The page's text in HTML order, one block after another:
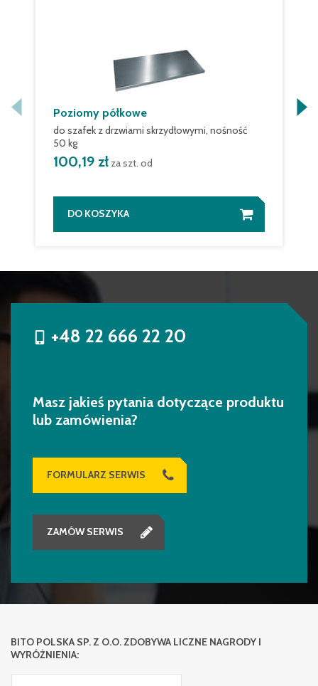
Poziomy półkowe
do szafek z drzwiami skrzydłowymi, nośność
50 kg
100,19 zł za szt. od
DO KOSZYKA
+48 22 666 22 20
Masz jakieś pytania dotyczące produktu
lub zamówienia?
FORMULARZ SERWIS
ZAMÓW SERWIS
BITO POLSKA SP. Z O.O. ZDOBYWA LICZNE NAGRODY I
WYRÓŻNIENIA: